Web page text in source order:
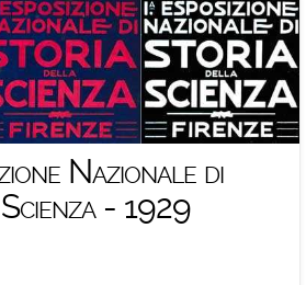
Nazionale di
- 1929